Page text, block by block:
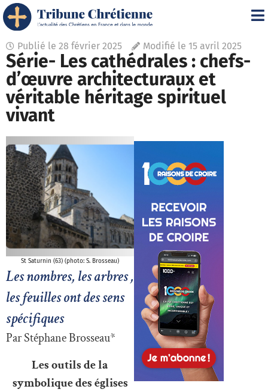
Publié le 28 février 2025 Modifié le 15 avril 2025
Série- Les cathédrales : chefs-
d’œuvre architecturaux et
véritable héritage spirituel
vivant
St Saturnin (63) (photo: S. Brosseau)
Les nombres, les arbres ,
les feuilles ont des sens
spécifiques
Par Stéphane Brosseau*
Les outils de la
symbolique des églises